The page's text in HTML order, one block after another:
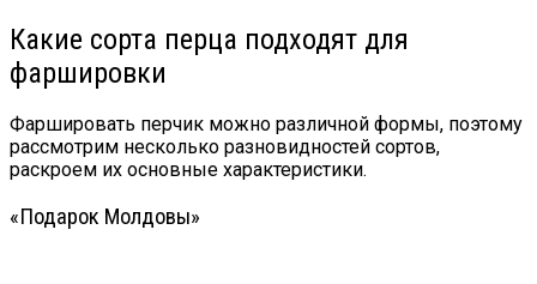
Какие сорта перца подходят для
фаршировки
Фаршировать перчик можно различной формы, поэтому
рассмотрим несколько разновидностей сортов,
раскроем их основные характеристики.
«Подарок Молдовы»